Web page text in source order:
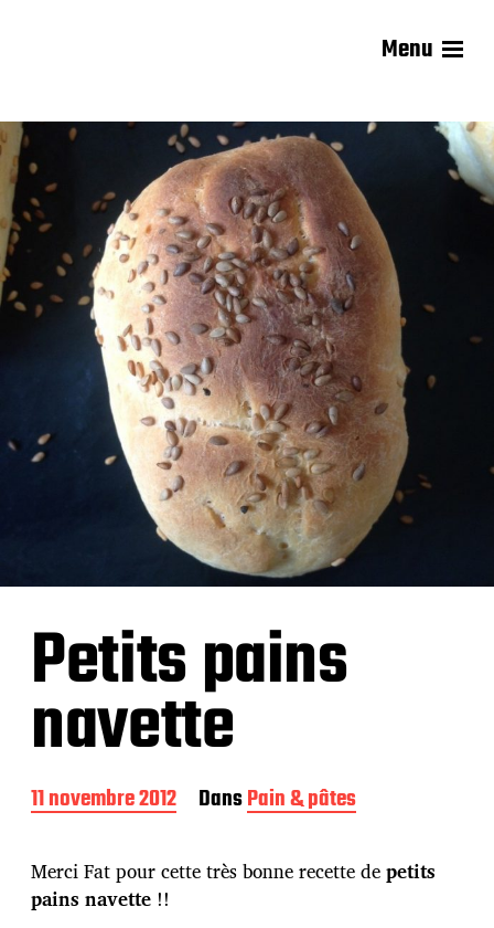
Menu
Petits pains
navette
D
a
e
d
e
11 novembre 2012 DansPain & pâtes
Merci Fat pour cette très bonne recette depetits
pains navette !!